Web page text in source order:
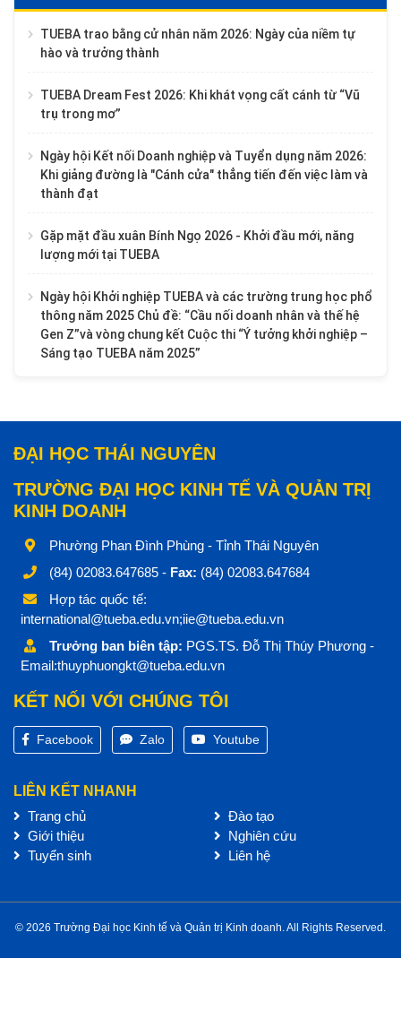
TUEBA trao bằng cử nhân năm 2026: Ngày của niềm tự
hào và trưởng thành
TUEBA Dream Fest 2026: Khi khát vọng cất cánh từ “Vũ
trụ trong mơ”
Ngày hội Kết nối Doanh nghiệp và Tuyển dụng năm 2026:
Khi giảng đường là "Cánh cửa" thẳng tiến đến việc làm và
thành đạt
Gặp mặt đầu xuân Bính Ngọ 2026 - Khởi đầu mới, năng
lượng mới tại TUEBA
Ngày hội Khởi nghiệp TUEBA và các trường trung học phổ
thông năm 2025 Chủ đề: “Cầu nối doanh nhân và thế hệ
Gen Z”và vòng chung kết Cuộc thi “Ý tưởng khởi nghiệp –
Sáng tạo TUEBA năm 2025”
ĐẠI HỌC THÁI NGUYÊN
TRƯỜNG ĐẠI HỌC KINH TẾ VÀ QUẢN TRỊ
KINH DOANH
Phường Phan Đình Phùng - Tỉnh Thái Nguyên
(84) 02083.647685 - Fax: (84) 02083.647684
Hợp tác quốc tế:
international@tueba.edu.vn;iie@tueba.edu.vn
Trưởng ban biên tập: PGS.TS. Đỗ Thị Thúy Phương -
Email:thuyphuongkt@tueba.edu.vn
KẾT NỐI VỚI CHÚNG TÔI
Facebook Zalo Youtube
LIÊN KẾT NHANH
Trang chủ
Giới thiệu
Tuyển sinh
Đào tạo
Nghiên cứu
Liên hệ
© 2026 Trường Đại học Kinh tế và Quản trị Kinh doanh. All Rights Reserved.